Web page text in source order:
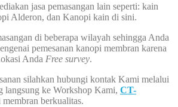
jasa pemasangan lain seperti: kain
Alderon, dan Kanopi kain di sini.
di beberapa wilayah sehingga Anda
pemesanan kanopi membran karena
Anda Free survey.
silahkan hubungi kontak Kami melalui
langsung ke Workshop Kami, CT-
membran berkualitas.